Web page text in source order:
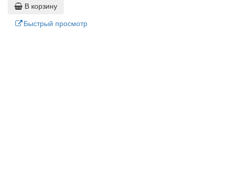
В корзину
Быстрый просмотр